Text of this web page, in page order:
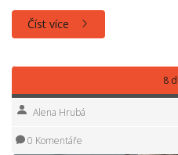
Číst více
8
Alena Hrubá
0 Komentáře